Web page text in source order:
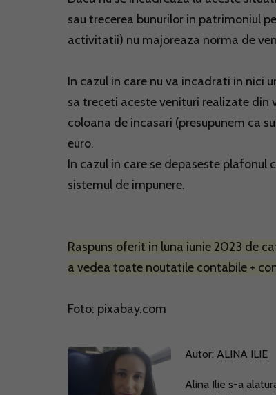
sau trecerea bunurilor in patrimoniul
activitatii) nu majoreaza norma de
In cazul in care nu va incadrati in nici
sa treceti aceste venituri realizate din
coloana de incasari (presupunem ca
euro.
In cazul in care se depaseste
sistemul de impunere.
Raspuns oferit in luna iunie 2023 de
a vedea toate noutatile contabile +
Foto: pixabay.com
Autor: ALINA ILIE
Alina Ilie s-a